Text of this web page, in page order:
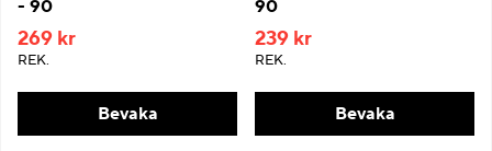
- 90
269 kr
REK.
Bevaka
90
239 kr
REK.
Bevaka